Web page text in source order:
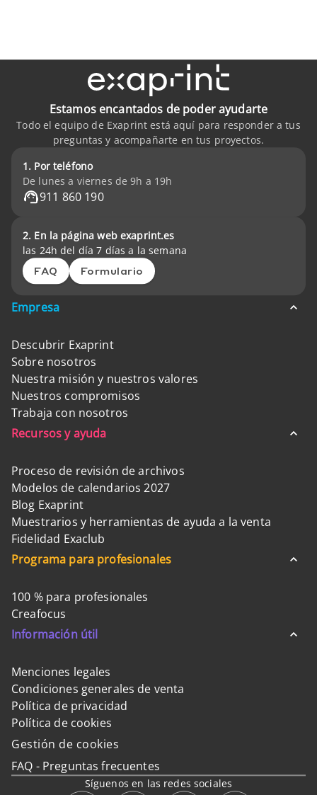
Estamos encantados de poder ayudarte
Todo el equipo de Exaprint está aquí para responder a tus
preguntas y acompañarte en tus proyectos.
1. Por teléfono
De lunes a viernes de 9h a 19h
911 860 190
2. En la página web exaprint.es
las 24h del día 7 días a la semana
FAQ Formulario
Empresa
Descubrir Exaprint
Sobre nosotros
Nuestra misión y nuestros valores
Nuestros compromisos
Trabaja con nosotros
Recursos y ayuda
Proceso de revisión de archivos
Modelos de calendarios 2027
Blog Exaprint
Muestrarios y herramientas de ayuda a la venta
Fidelidad Exaclub
Programa para profesionales
100 % para profesionales
Creafocus
Información útil
Menciones legales
Condiciones generales de venta
Política de privacidad
Política de cookies
Gestión de cookies
FAQ - Preguntas frecuentes
Síguenos en las redes sociales